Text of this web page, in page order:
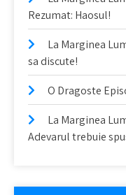
Rezumat: Haosul!
La Marginea
sa discute!
O Dragoste
La Marginea
Adevarul trebuie